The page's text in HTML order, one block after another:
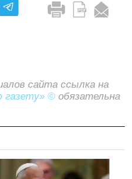
сайта ссылка на
газету» © обязательна